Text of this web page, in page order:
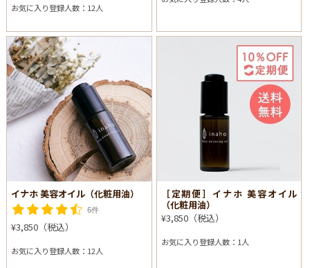
お気に入り登録人数：12人
イナホ 美容オイル（化粧用油）
6件
¥3,850（税込）
お気に入り登録人数：12人
［定期便］イナホ 美容オイル
（化粧用油）
¥3,850（税込）
お気に入り登録人数：1人